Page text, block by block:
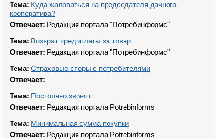
Тема: Куда жаловаться на председателя дачного
кооператива?
Отвечает: Редакция портала "Потребинформс"
Тема: Возврат предоплаты за товар
Отвечает: Редакция портала "Потребинформс"
Тема: Страховые споры с потребителями
Отвечает:
Тема: Постоянно звонят
Отвечает: Редакция портала Potrebinforms
Тема: Минимальная сумма покупки
Отвечает: Редакция портала Potrebinforms